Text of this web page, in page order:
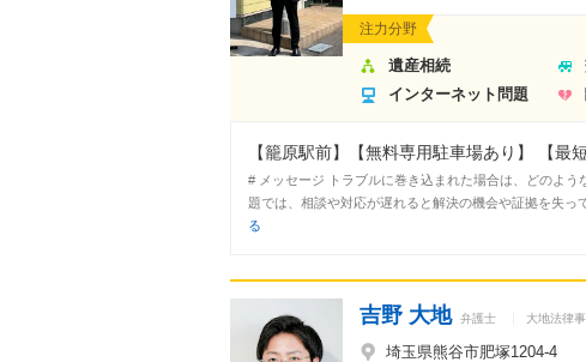
注力分野
遺産相続
インターネット問題
【籠原駅前】【無料専用駐車場あり】 【最
# メッセージ トラブルに巻き込まれた場合は、どのよ
題では、相談や対応が遅れると解決の機会や証拠を失
る
吉野 大地 弁護士 大地法律
埼玉県熊谷市肥塚1204-4